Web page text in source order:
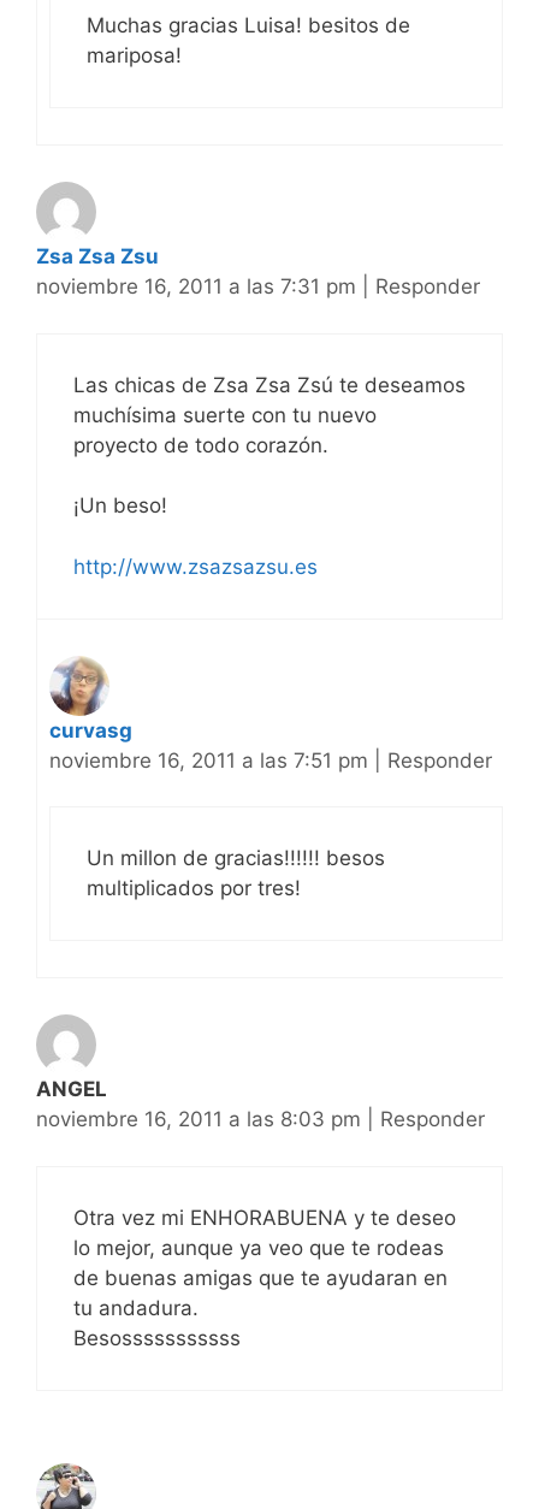
Muchas gracias Luisa! besitos de
mariposa!
Zsa Zsa Zsu
noviembre 16, 2011 a las 7:31 pm
Responder
Las chicas de Zsa Zsa Zsú te deseamos
muchísima suerte con tu nuevo
proyecto de todo corazón.
¡Un beso!
http://www.zsazsazsu.es
curvasg
noviembre 16, 2011 a las 7:51 pm
Responder
Un millon de gracias!!!!!! besos
multiplicados por tres!
ANGEL
noviembre 16, 2011 a las 8:03 pm
Responder
Otra vez mi ENHORABUENA y te deseo
lo mejor, aunque ya veo que te rodeas
de buenas amigas que te ayudaran en
tu andadura.
Besosssssssssss